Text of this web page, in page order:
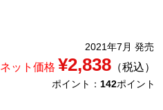
2021年7月 発売
ネット価格 ¥2,838（税込）
ポイント： 142ポイント